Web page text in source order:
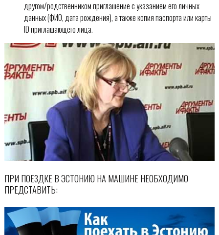
другом/родственником приглашение с указанием его личных
данных (ФИО, дата рождения), а также копия паспорта или карты
ID приглашающего лица.
ПРИ ПОЕЗДКЕ В ЭСТОНИЮ НА МАШИНЕ НЕОБХОДИМО
ПРЕДСТАВИТЬ: